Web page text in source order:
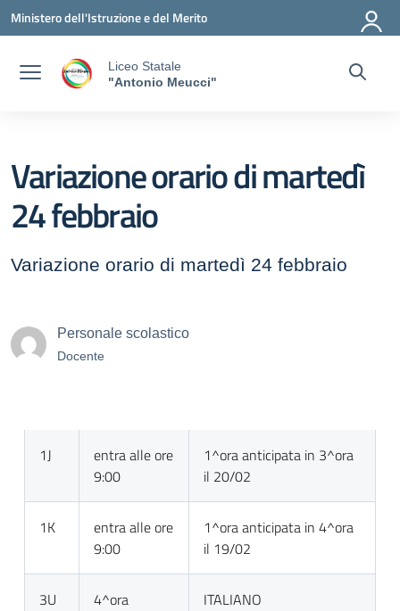
Vai ai contenuti
Vai al menu di navigazione
Vai al footer
Ministero dell'Istruzione e del Merito
Liceo Statale
"Antonio Meucci"
Variazione orario di martedì
24 febbraio
Variazione orario di martedì 24 febbraio
Personale scolastico
Docente
1J
entra alle ore
9:00
1^ora anticipata in 3^ora
il 20/02
1K
entra alle ore
9:00
1^ora anticipata in 4^ora
il 19/02
3U 4^ora ITALIANO